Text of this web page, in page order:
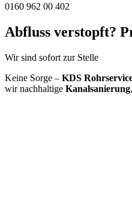
0160 962 00 402
Abfluss verstopft?
Wir sind sofort zur Stelle
Keine Sorge – KDS
wir nachhaltige Kanalsanierung